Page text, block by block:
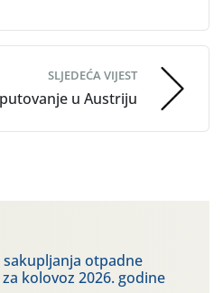
SLJEDEĆA VIJEST
u Austriju
otpadne
kolovoz 2026. godine